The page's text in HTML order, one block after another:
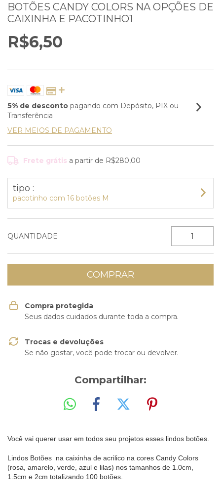
BOTÕES CANDY COLORS NA OPÇÕES DE
CAIXINHA E PACOTINHO1
R$6,50
5% de desconto pagando com Depósito, PIX ou
Transferência
VER MEIOS DE PAGAMENTO
Frete grátis a partir de R$280,00
tipo :
pacotinho com 16 botôes M
QUANTIDADE
Compra protegida
Seus dados cuidados durante toda a compra.
Trocas e devoluções
Se não gostar, você pode trocar ou devolver.
Compartilhar:
Você vai querer usar em todos seu projetos esses lindos botões.
Lindos Botões na caixinha de acrilico na cores Candy Colors
(rosa, amarelo, verde, azul e lilas) nos tamanhos de 1.0cm,
1.5cm e 2cm totalizando 100 botões.